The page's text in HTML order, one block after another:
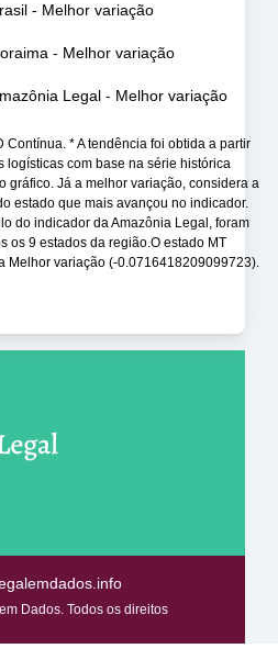
- Melhor variação
- Melhor variação
Legal - Melhor variação
Contínua. * A tendência foi obtida a partir
logísticas com base na série histórica
gráfico. Já a melhor variação, considera a
estado que mais avançou no indicador.
do indicador da Amazônia Legal, foram
os 9 estados da região.O estado MT
Melhor variação (-0.0716418209099723).
Dados. Todos os direitos